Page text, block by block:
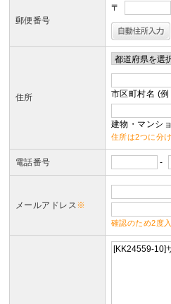
郵便番号
〒
住所 市区町村名 (
建物・マンシ
住所は2つに分
電話番号 -
メールアドレス※
確認のため2度